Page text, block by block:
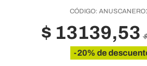
CÓDIGO:
$ 13139,53
-20% de